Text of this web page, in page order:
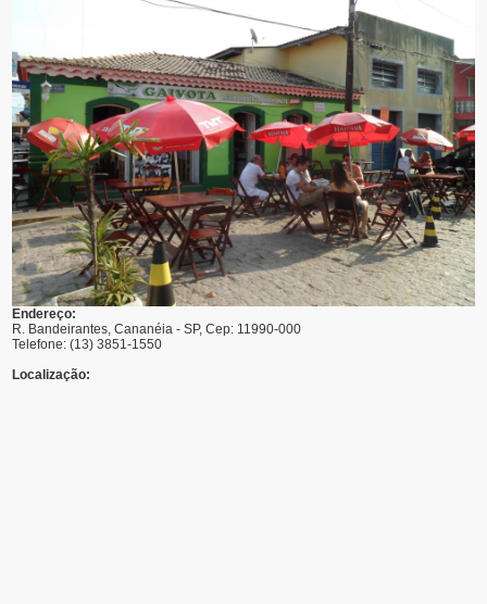
Endereço:
R. Bandeirantes, Cananéia - SP, Cep: 11990-000
Telefone: (13) 3851-1550
Localização: